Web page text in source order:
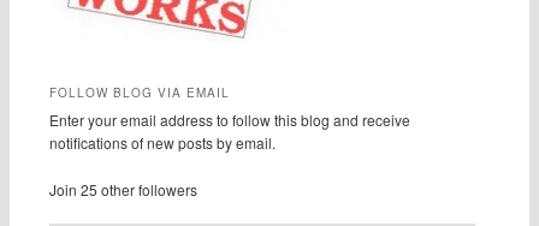
FOLLOW BLOG VIA EMAIL
Enter your email address to follow this blog and receive
notifications of new posts by email.
Join 25 other followers